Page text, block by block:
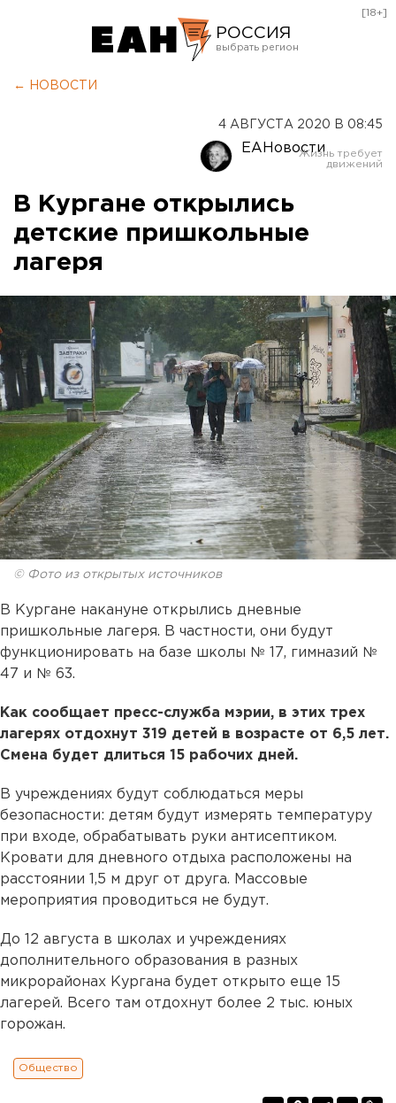
РОССИЯ
Оренбург
[18+]
← НОВОСТИ
4 АВГУСТА 2020 В 08:45
ЕАНовости
В Кургане открылись
детские пришкольные
лагеря
© Фото из открытых источников
В Кургане накануне открылись дневные
пришкольные лагеря. В частности, они будут
функционировать на базе школы № 17, гимназий №
47 и № 63.
Как сообщает пресс-служба мэрии, в этих трех
лагерях отдохнут 319 детей в возрасте от 6,5 лет.
Смена будет длиться 15 рабочих дней.
В учреждениях будут соблюдаться меры
безопасности: детям будут измерять температуру
при входе, обрабатывать руки антисептиком.
Кровати для дневного отдыха расположены на
расстоянии 1,5 м друг от друга. Массовые
мероприятия проводиться не будут.
До 12 августа в школах и учреждениях
дополнительного образования в разных
микрорайонах Кургана будет открыто еще 15
лагерей. Всего там отдохнут более 2 тыс. юных
горожан.
Общество